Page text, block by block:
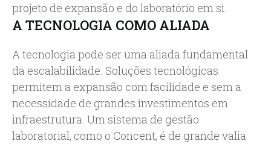
projeto de expansão e do laboratório em si.
A TECNOLOGIA COMO ALIADA
A tecnologia pode ser uma aliada fundamental
da escalabilidade. Soluções tecnológicas
permitem a expansão com facilidade e sem a
necessidade de grandes investimentos em
infraestrutura. Um sistema de gestão
laboratorial, como o Concent, é de grande valia